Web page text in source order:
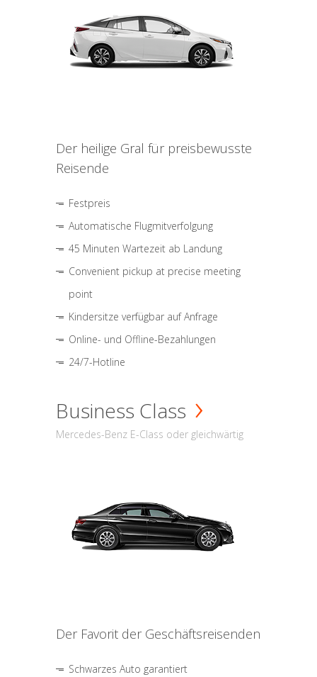
Der heilige Gral für preisbewusste
Reisende
Festpreis
Automatische Flugmitverfolgung
45 Minuten Wartezeit ab Landung
Convenient pickup at precise meeting
point
Kindersitze verfügbar auf Anfrage
Online- und Offline-Bezahlungen
24/7-Hotline
Business Class
Mercedes-Benz E-Class oder gleichwärtig
Der Favorit der Geschäftsreisenden
Schwarzes Auto garantiert